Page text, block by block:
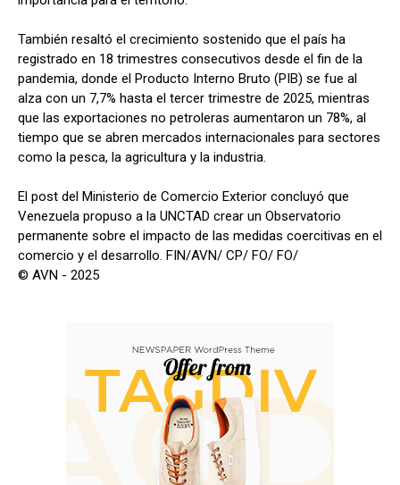
También resaltó el crecimiento sostenido que el país ha
registrado en 18 trimestres consecutivos desde el fin de la
pandemia, donde el Producto Interno Bruto (PIB) se fue al
alza con un 7,7% hasta el tercer trimestre de 2025, mientras
que las exportaciones no petroleras aumentaron un 78%, al
tiempo que se abren mercados internacionales para sectores
como la pesca, la agricultura y la industria.
El post del Ministerio de Comercio Exterior concluyó que
Venezuela propuso a la UNCTAD crear un Observatorio
permanente sobre el impacto de las medidas coercitivas en el
comercio y el desarrollo. FIN/AVN/ CP/ FO/ FO/
© AVN - 2025